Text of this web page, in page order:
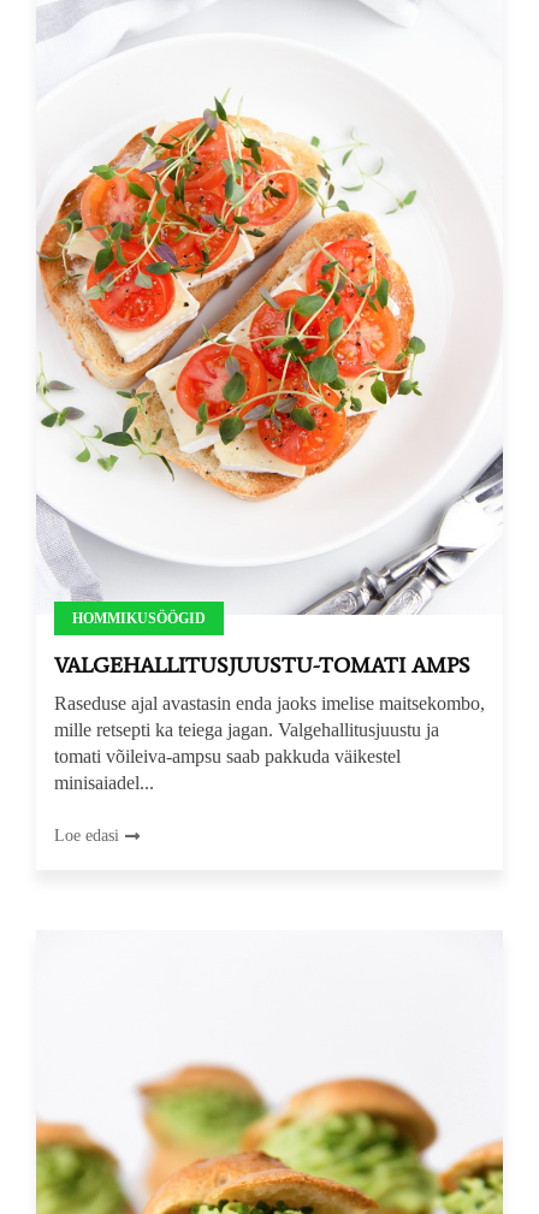
HOMMIKUSÖÖGID
VALGEHALLITUSJUUSTU-TOMATI AMPS
Raseduse ajal avastasin enda jaoks imelise maitsekombo,
mille retsepti ka teiega jagan. Valgehallitusjuustu ja
tomati võileiva-ampsu saab pakkuda väikestel
minisaiadel...
Loe edasi